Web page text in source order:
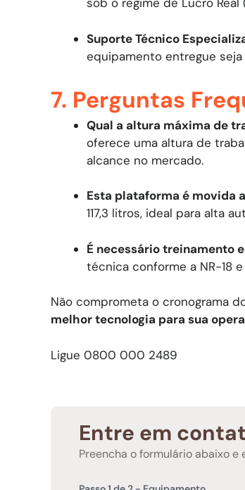
Suporte Técnico
equipamento entregue
7. Perguntas
Qual a altura máxima de
oferece uma altura de
alcance no mercado.
Esta plataforma é movida
117,3 litros, ideal para alta
É necessário treinamento
técnica conforme a NR-18
Não comprometa o cronograma
melhor tecnologia para sua
Ligue 0800 000 2489
Entre em
Preencha o formulário abaixo